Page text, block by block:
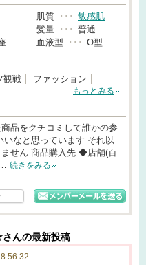
肌質 ･･･ 敏感肌
髪量 ･･･ 普通
血液型 ･･･ O型
観戦 ファッション
もっとみる
品をクチコミして誰かの参
いなと思っています それ以
せん 商品購入先 ◆店舗(百
続きをみる
んの最新投稿